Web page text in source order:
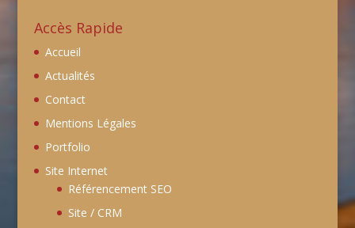
Accès Rapide
Accueil
Actualités
Contact
Mentions Légales
Portfolio
Site Internet
Référencement SEO
Site / CRM